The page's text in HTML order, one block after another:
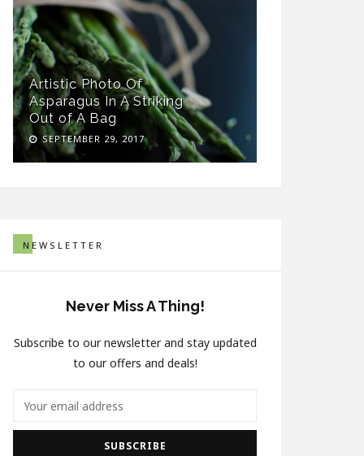
Artistic Photo Of
Asparagus In A Striking
Out of A Bag
SEPTEMBER 29, 2017
NEWSLETTER
Never Miss A Thing!
Subscribe to our newsletter and stay updated
to our offers and deals!